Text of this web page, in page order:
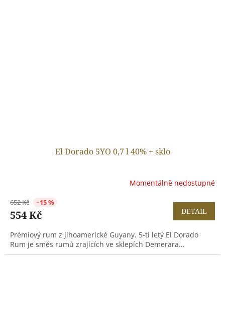
El Dorado 5YO 0,7 l 40% + sklo
Momentálně nedostupné
652 Kč –15 %
554 Kč DETAIL
Prémiový rum z jihoamerické Guyany. 5-ti letý El Dorado
Rum je směs rumů zrajících ve sklepích Demerara...